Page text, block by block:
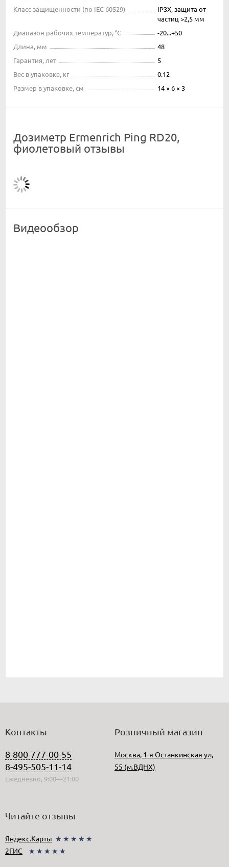
Класс защищенности (по IEC 60529)
IP3X, защита от
частиц >2,5 мм
Диапазон рабочих температур, °С
-20...+50
Длина, мм
48
Гарантия, лет
5
Вес в упаковке, кг
0.12
Размер в упаковке, см
14 × 6 × 3
Дозиметр Ermenrich Ping RD20,
фиолетовый отзывы
Видеообзор
Контакты
8-800-777-00-55
8-495-505-11-14
Ежедневно, 9:00—21:00
Розничный магазин
Москва, 1-я Останкинская ул,
55 (м.ВДНХ)
Читайте отзывы
Яндекс.Карты ★★★★★
2ГИС
★★★★★